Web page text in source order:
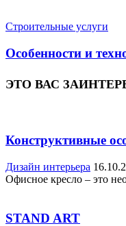
Строительные услуги
Особенности и
ЭТО ВАС
Конструктивные
Дизайн интерьера
Офисное кресло – это
STAND ART